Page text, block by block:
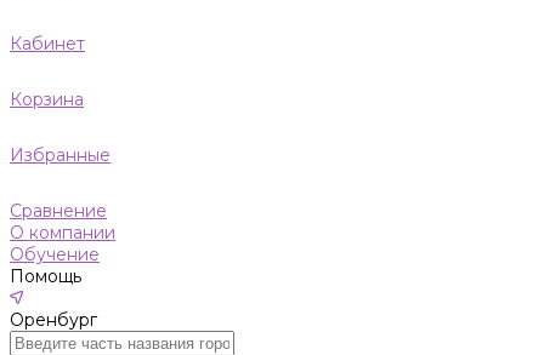
Кабинет
Корзина
Избранные
Сравнение
О компании
Обучение
Помощь
Оренбург